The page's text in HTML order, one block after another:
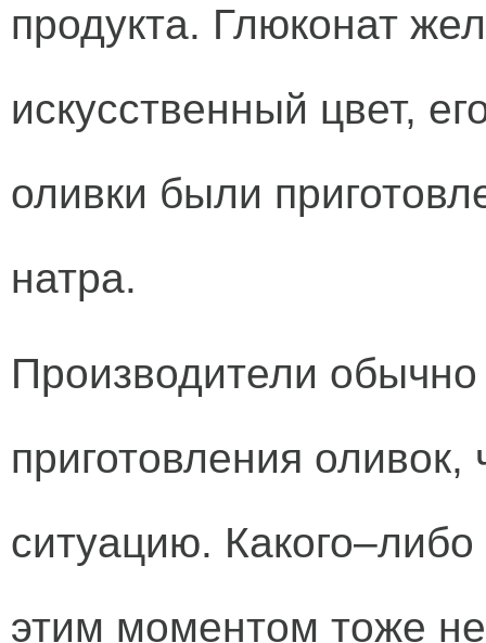
продукта. Глюконат
искусственный цвет,
оливки были
натра.
Производители
приготовления
ситуацию. Какого–либо
этим моментом тоже